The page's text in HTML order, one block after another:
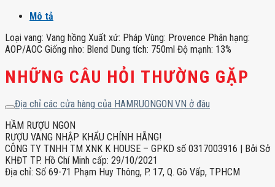
Mô tả
Loại vang: Vang hồng Xuất xứ: Pháp Vùng: Provence Phân hạng:
AOP/AOC Giống nho: Blend Dung tích: 750ml Độ mạnh: 13%
NHỮNG CÂU HỎI THƯỜNG GẶP
Địa chỉ các cửa hàng của HAMRUONGON.VN ở đâu
HẦM RƯỢU NGON
RƯỢU VANG NHẬP KHẨU CHÍNH HÃNG!
CÔNG TY TNHH TM XNK K HOUSE – GPKD số 0317003916 | Bởi Sở
KHĐT TP. Hồ Chí Minh cấp: 29/10/2021
Địa chỉ: Số 69-71 Phạm Huy Thông, P. 17, Q. Gò Vấp, TPHCM